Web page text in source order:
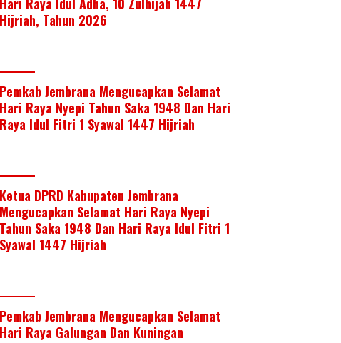
Hari Raya Idul Adha, 10 Zulhijah 1447
Hijriah, Tahun 2026
Pemkab Jembrana Mengucapkan Selamat
Hari Raya Nyepi Tahun Saka 1948 Dan Hari
Raya Idul Fitri 1 Syawal 1447 Hijriah
Ketua DPRD Kabupaten Jembrana
Mengucapkan Selamat Hari Raya Nyepi
Tahun Saka 1948 Dan Hari Raya Idul Fitri 1
Syawal 1447 Hijriah
Pemkab Jembrana Mengucapkan Selamat
Hari Raya Galungan Dan Kuningan